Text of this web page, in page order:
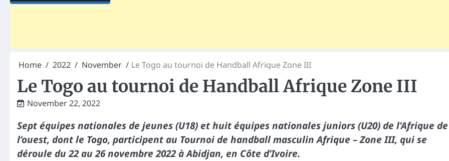
Home 2022 November Le Togo au tournoi de Handball Afrique Zone III
Le Togo au tournoi de Handball Afrique Zone III
November 22, 2022
Sept équipes nationales de jeunes (U18) et huit équipes nationales juniors (U20) de l’Afrique de
l’ouest, dont le Togo, participent au Tournoi de handball masculin Afrique – Zone III, qui se
déroule du 22 au 26 novembre 2022 à Abidjan, en Côte d’Ivoire.